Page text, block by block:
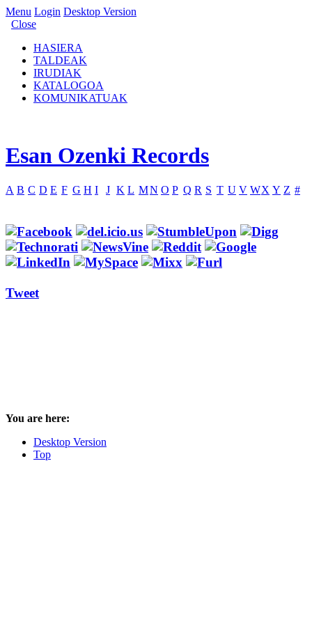
Menu Login Desktop Version
Close
HASIERA
TALDEAK
IRUDIAK
KATALOGOA
KOMUNIKATUAK
Esan Ozenki Records
A B C D E F G H I J K L MN O P Q R S T U V WX Y Z #
Tweet
You are here:
Desktop Version
Top